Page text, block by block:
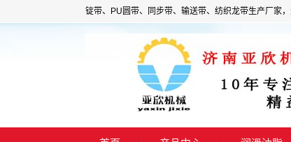
锭带、PU圆带、同步带、输送带、纺织龙带生产厂家，